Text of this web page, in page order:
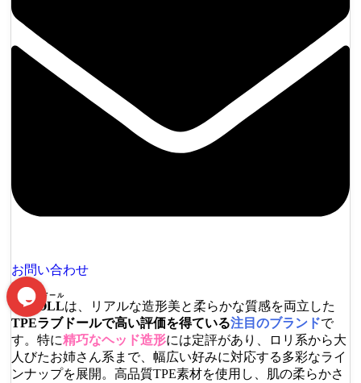
お問い合わせ
SEDOLL
エスイードール
は、リアルな造形美と柔らかな質感を両立した
TPEラブドールで高い評価を得ている注目のブランドで
す。特に精巧なヘッド造形には定評があり、ロリ系から大
人びたお姉さん系まで、幅広い好みに対応する多彩なライ
ンナップを展開。高品質TPE素材を使用し、肌の柔らかさ